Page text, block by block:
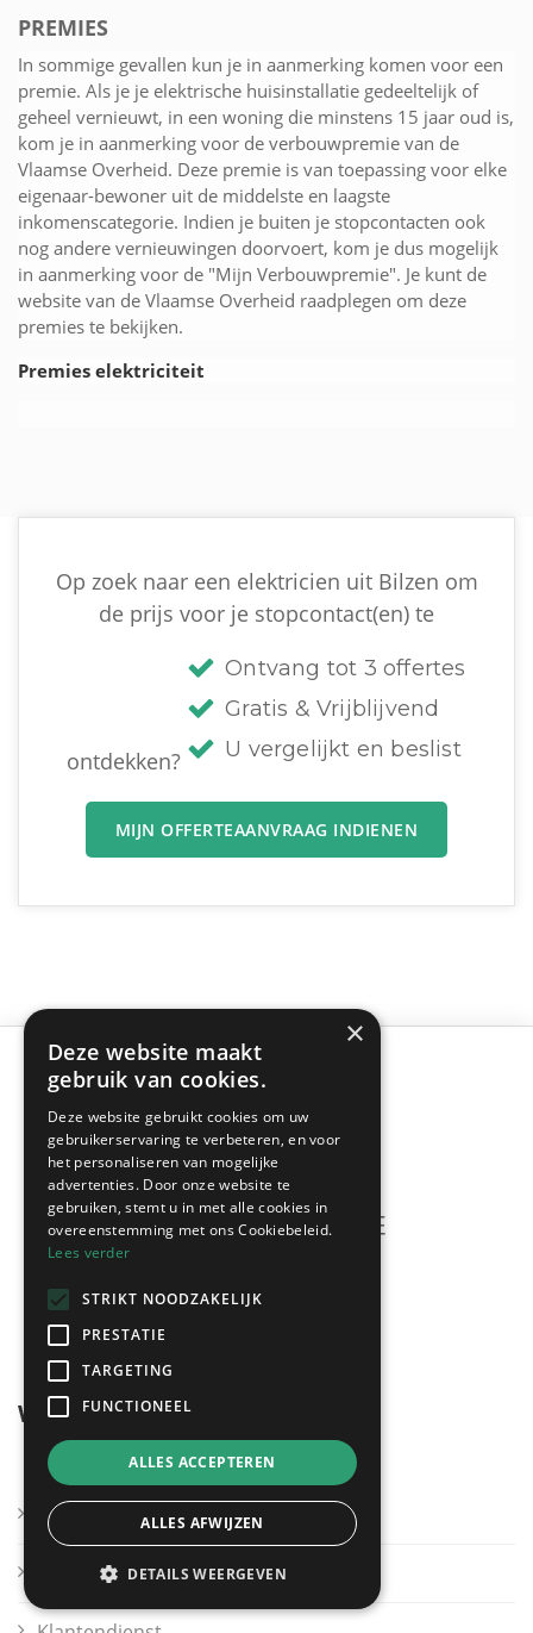
PREMIES
In sommige gevallen kun je in aanmerking komen voor een
premie. Als je je elektrische huisinstallatie gedeeltelijk of
geheel vernieuwt, in een woning die minstens 15 jaar oud is,
kom je in aanmerking voor de verbouwpremie van de
Vlaamse Overheid. Deze premie is van toepassing voor elke
eigenaar-bewoner uit de middelste en laagste
inkomenscategorie. Indien je buiten je stopcontacten ook
nog andere vernieuwingen doorvoert, kom je dus mogelijk
in aanmerking voor de "Mijn Verbouwpremie". Je kunt de
website van de Vlaamse Overheid raadplegen om deze
premies te bekijken.
Premies elektriciteit
Op zoek naar een elektricien uit Bilzen om
de prijs voor je stopcontact(en) te
ontdekken?
Ontvang tot 3 offertes
Gratis & Vrijblijvend
U vergelijkt en beslist
MIJN OFFERTEAANVRAAG INDIENEN
gratis & vrijblijvend!
Wegwijzer
Kies mijn regio
Andere sectoren
×
Deze website maakt
gebruik van cookies.
Deze website gebruikt cookies om uw
gebruikerservaring te verbeteren, en voor
het personaliseren van mogelijke
advertenties. Door onze website te
gebruiken, stemt u in met alle cookies in
overeenstemming met ons Cookiebeleid.
Lees verder
STRIKT NOODZAKELIJK
PRESTATIE
TARGETING
FUNCTIONEEL
ALLES ACCEPTEREN
ALLES AFWIJZEN
DETAILS WEERGEVEN